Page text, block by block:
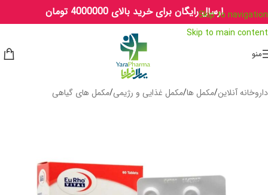
Skip to navigation
Skip to main content
ارسال رایگان برای خرید بالای 4000000 تومان
منو
داروخانه آنلاین/مکمل ها/مکمل غذایی و رژیمی/مکمل های گیاهی